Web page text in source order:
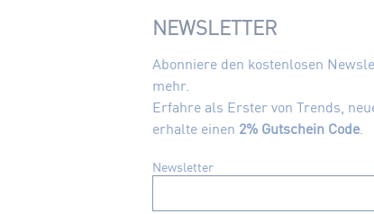
NEWSLETTER
Abonniere den kostenlosen
mehr.
Erfahre als Erster von Trends,
erhalte einen 2% Gutschein Code.
Newsletter